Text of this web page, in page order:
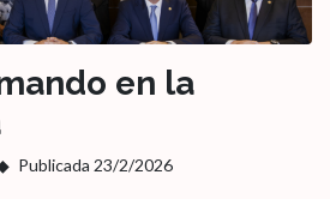
en la
Publicada 23/2/2026